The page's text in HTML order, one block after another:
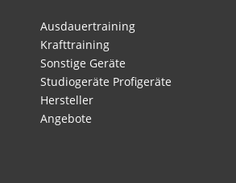
Ausdauertraining
Krafttraining
Sonstige Geräte
Studiogeräte Profigeräte
Hersteller
Angebote